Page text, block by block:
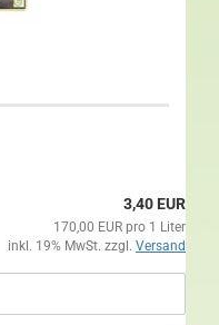
3,40 EUR
170,00 EUR pro 1 Liter
inkl. 19% MwSt. zzgl. Versand